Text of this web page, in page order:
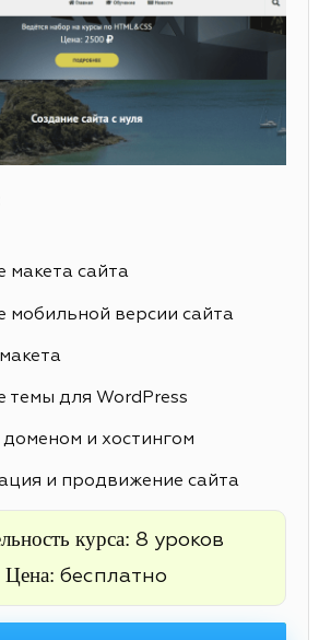
макета сайта
мобильной версии сайта
темы для WordPress
доменом и хостингом
и продвижение сайта
курса: 8 уроков
Цена: бесплатно